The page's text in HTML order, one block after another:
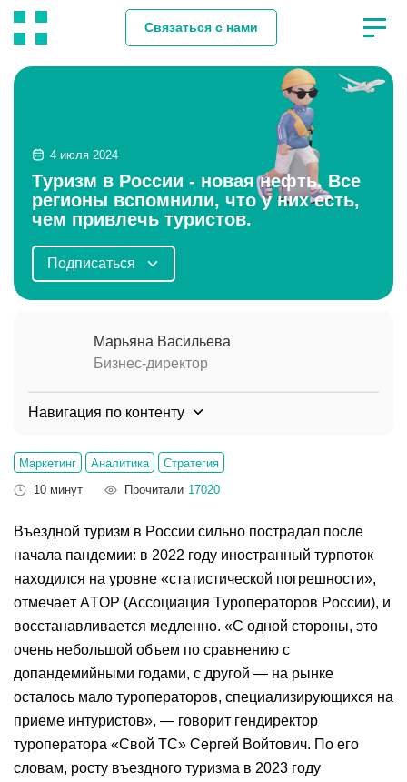
Связаться с нами
4 июля 2024
Туризм в России - новая нефть. Все
регионы вспомнили, что у них есть,
чем привлечь туристов.
Подписаться
10 минут Прочитали 17020
Маркетинг Аналитика Стратегия
Въездной туризм в России сильно пострадал после
начала пандемии: в 2022 году иностранный турпоток
находился на уровне «статистической погрешности»,
отмечает АТОР (Ассоциация Туроператоров России), и
восстанавливается медленно. «С одной стороны, это
очень небольшой объем по сравнению с
допандемийными годами, с другой — на рынке
осталось мало туроператоров, специализирующихся на
приеме интуристов», — говорит гендиректор
туроператора «Свой ТС» Сергей Войтович. По его
словам, росту въездного туризма в 2023 году
Марьяна Васильева
Бизнес-директор
Навигация по контенту